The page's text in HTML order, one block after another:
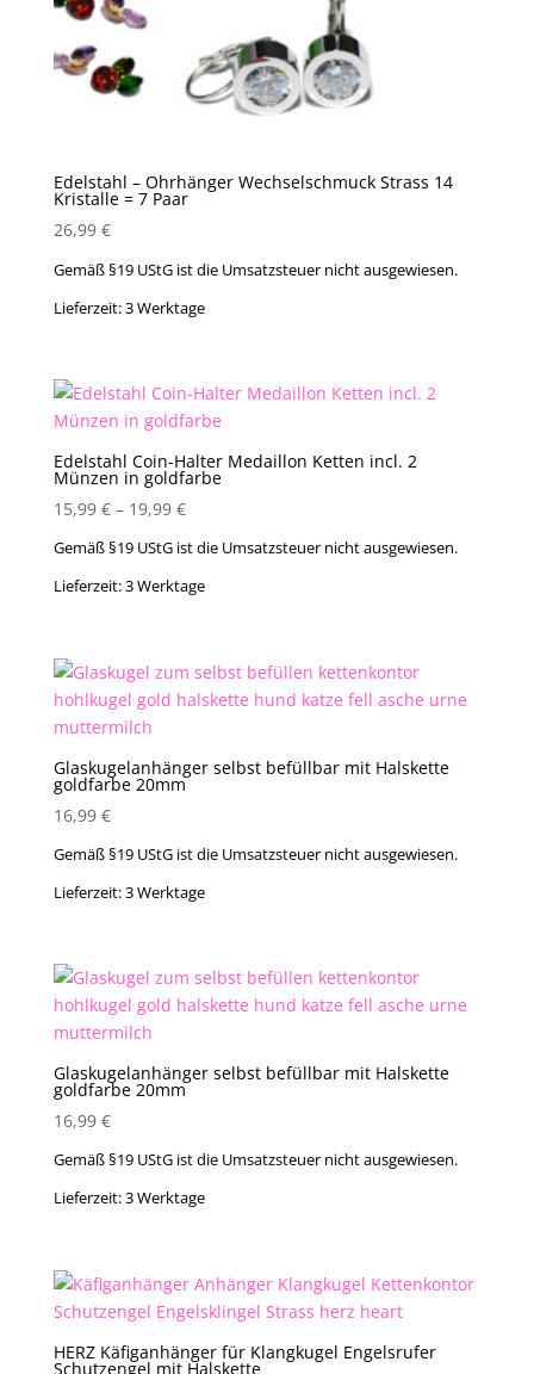
Edelstahl – Ohrhänger Wechselschmuck Strass 14
Kristalle = 7 Paar
26,99 €
Gemäß §19 UStG ist die Umsatzsteuer nicht ausgewiesen.
Lieferzeit:3 Werktage
Edelstahl Coin-Halter Medaillon Ketten incl. 2
Münzen in goldfarbe
15,99 €– 19,99 €
Gemäß §19 UStG ist die Umsatzsteuer nicht ausgewiesen.
Lieferzeit:3 Werktage
Glaskugelanhänger selbst befüllbar mit Halskette
goldfarbe 20mm
16,99 €
Gemäß §19 UStG ist die Umsatzsteuer nicht ausgewiesen.
Lieferzeit:3 Werktage
Glaskugelanhänger selbst befüllbar mit Halskette
goldfarbe 20mm
16,99 €
Gemäß §19 UStG ist die Umsatzsteuer nicht ausgewiesen.
Lieferzeit:3 Werktage
HERZ Käfiganhänger für Klangkugel Engelsrufer
Schutzengel mit Halskette